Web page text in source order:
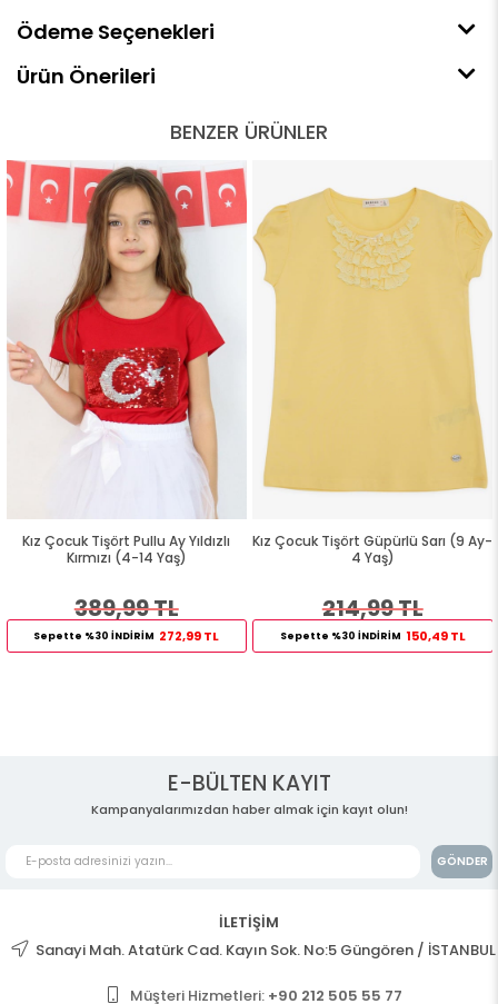
Ödeme Seçenekleri
Ürün Önerileri
BENZER ÜRÜNLER
Kız Çocuk Tişört Pullu Ay Yıldızlı
Kırmızı (4-14 Yaş)
389,99 TL
Sepette %30 İNDİRİM 272,99 TL
Kız Çocuk Tişört Güpürlü Sarı (9 Ay-
4 Yaş)
214,99 TL
Sepette %30 İNDİRİM 150,49 TL
E-BÜLTEN KAYIT
Kampanyalarımızdan haber almak için kayıt olun!
GÖNDER
İLETİŞİM
Sanayi Mah. Atatürk Cad. Kayın Sok. No:5 Güngören / İSTANBUL
Müşteri Hizmetleri: +90 212 505 55 77